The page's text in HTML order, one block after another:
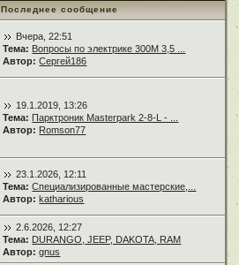
Последнее сообщение
Вчера, 22:51
Тема: Вопросы по электрике 300М 3,5 ...
Автор: Сергей186
19.1.2019, 13:26
Тема: Парктроник Masterpark 2-8-L - ...
Автор: Romson77
23.1.2026, 12:11
Тема: Специализированные мастерские,...
Автор: katharious
2.6.2026, 12:27
Тема: DURANGO, JEEP, DAKOTA, RAM
Автор: gnus